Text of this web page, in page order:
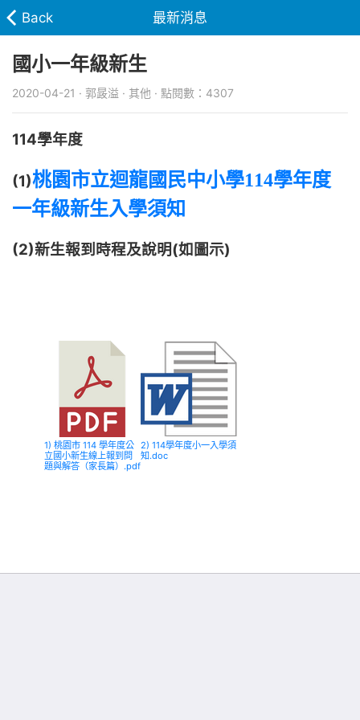
Back 最新消息
國小一年級新生
2020-04-21 · 郭晸溢 · 其他 · 點閱數：4307
114學年度
(1)桃園市立迴龍國民中小學114學年度
一年級新生入學須知
(2)新生報到時程及說明(如圖示)
1) 桃園市 114 學年度公
立國小新生線上報到問
題與解答（家長篇）.pdf
2) 114學年度小一入學須
知.doc